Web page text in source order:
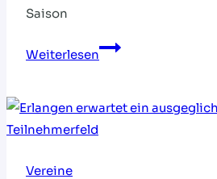
Saison
Weiterlesen
Premiere
neuen
Vereine